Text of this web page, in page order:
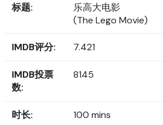
标题:
乐高大电影
(The Lego Movie)
IMDB评分: 7.421
IMDB投票
数:
8145
时长: 100 mins